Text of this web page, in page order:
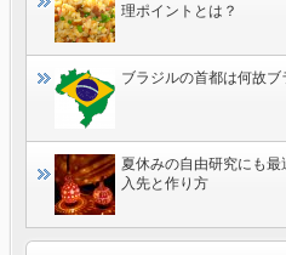
理ポイントとは？
ブラジルの首都は何故
夏休みの自由研究にも
入先と作り方